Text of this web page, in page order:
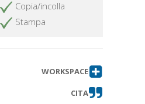
Copia/incolla
Stampa
WORKSPACE
CITA